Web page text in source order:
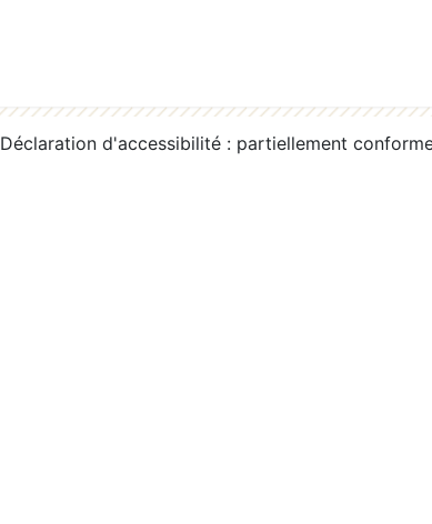
Déclaration d'accessibilité : partiellement